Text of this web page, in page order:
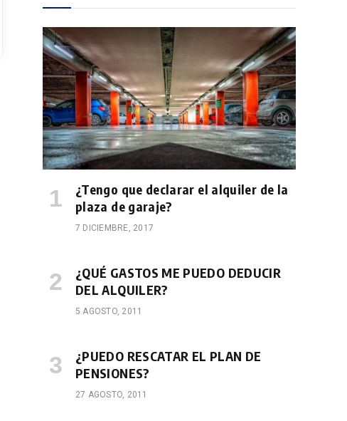
¿Tengo que declarar el alquiler de la
plaza de garaje?
7 DICIEMBRE, 2017
¿QUÉ GASTOS ME PUEDO DEDUCIR
DEL ALQUILER?
5 AGOSTO, 2011
¿PUEDO RESCATAR EL PLAN DE
PENSIONES?
27 AGOSTO, 2011